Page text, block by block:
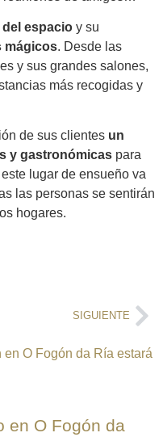
espacio y su
mágicos. Desde las
y sus grandes salones,
más recogidas y
de sus clientes un
y gastronómicas para
lugar de ensueño va
las personas se sentirán
hogares.
SIGUIENTE
en O Fogón da